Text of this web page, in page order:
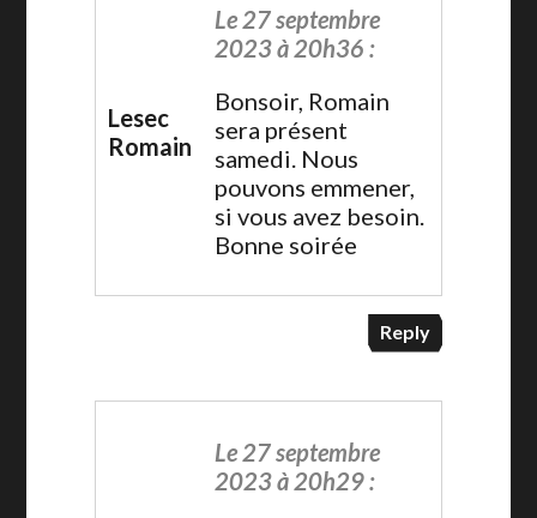
Lesec
Romain
Le 27 septembre
2023 à 20h36 :
Bonsoir, Romain
sera présent
samedi. Nous
pouvons emmener,
si vous avez besoin.
Bonne soirée
Reply
Le 27 septembre
2023 à 20h29 :